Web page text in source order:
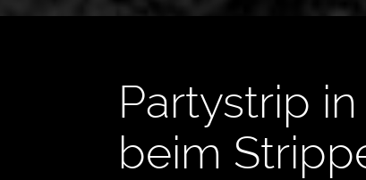
Partystrip
beim